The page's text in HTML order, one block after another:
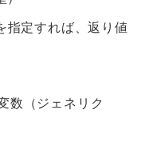
指定すれば、返り値
数（ジェネリク